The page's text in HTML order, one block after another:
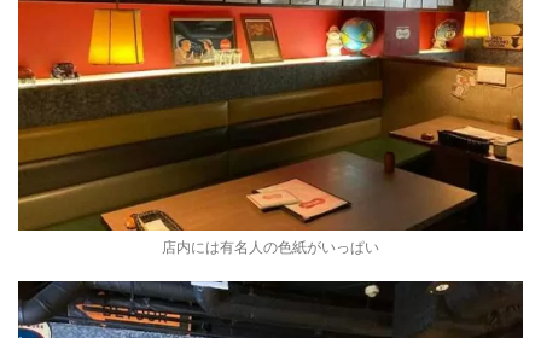
店内には有名人の色紙がいっぱい